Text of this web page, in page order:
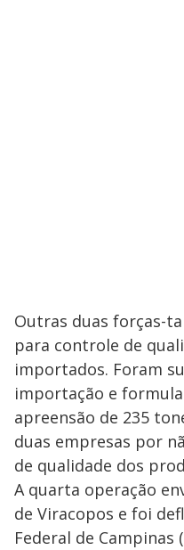
Outras duas forças-
para controle de
importados. Foram
importação e
apreensão de 235
duas empresas por
de qualidade dos
A quarta operação
de Viracopos e foi
Federal de Campinas